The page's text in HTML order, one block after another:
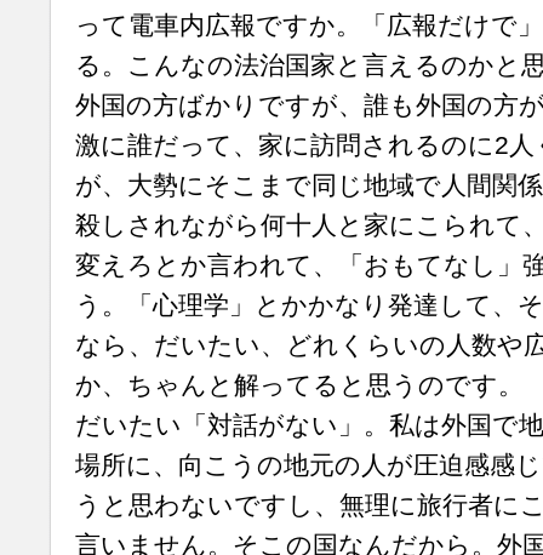
って電車内広報ですか。「広報だけで
る。こんなの法治国家と言えるのかと
外国の方ばかりですが、誰も外国の方
激に誰だって、家に訪問されるのに2
が、大勢にそこまで同じ地域で人間関
殺しされながら何十人と家にこられて
変えろとか言われて、「おもてなし」
う。「心理学」とかかなり発達して、
なら、だいたい、どれくらいの人数や
か、ちゃんと解ってると思うのです。
だいたい「対話がない」。私は外国で
場所に、向こうの地元の人が圧迫感感
うと思わないですし、無理に旅行者に
言いません。そこの国なんだから。外